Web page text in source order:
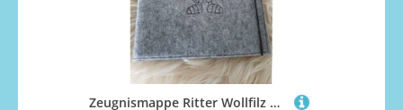
Zeugnismappe Ritter Wollfilz Mit Namen W89